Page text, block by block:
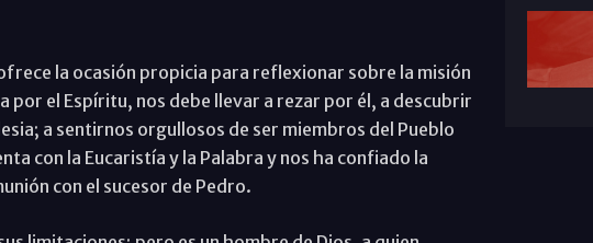
la ocasión propicia para reflexionar sobre la misión
por el Espíritu, nos debe llevar a rezar por él, a descubrir
a sentirnos orgullosos de ser miembros del Pueblo
con la Eucaristía y la Palabra y nos ha confiado la
con el sucesor de Pedro.